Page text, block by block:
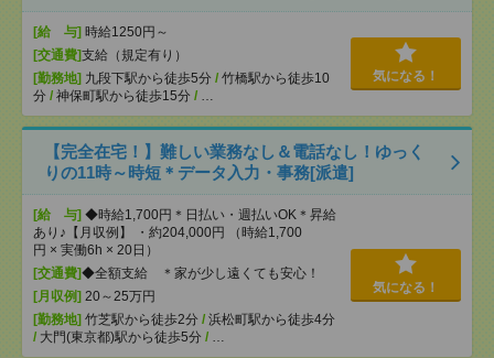
[給 与] 時給1250円～
[交通費]支給（規定有り）
[勤務地] 九段下駅から徒歩5分 / 竹橋駅から徒歩10
分 / 神保町駅から徒歩15分 / …
気になる！
【完全在宅！】難しい業務なし＆電話なし！ゆっく
りの11時～時短＊データ入力・事務[派遣]
[給 与] ◆時給1,700円＊日払い・週払いOK＊昇給
あり♪【月収例】 ・約204,000円 （時給1,700
円 × 実働6h × 20日）
[交通費]◆全額支給 ＊家が少し遠くても安心！
[月収例] 20～25万円
[勤務地] 竹芝駅から徒歩2分 / 浜松町駅から徒歩4分
/ 大門(東京都)駅から徒歩5分 / …
気になる！